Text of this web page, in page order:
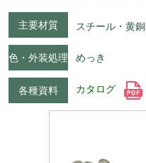
主要材質 スチール・黄銅
色・外装処理 めっき
各種資料 カタログ